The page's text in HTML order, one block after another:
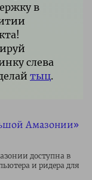
в
слева
тыц.
Амазонии»
доступна в
и ридера для